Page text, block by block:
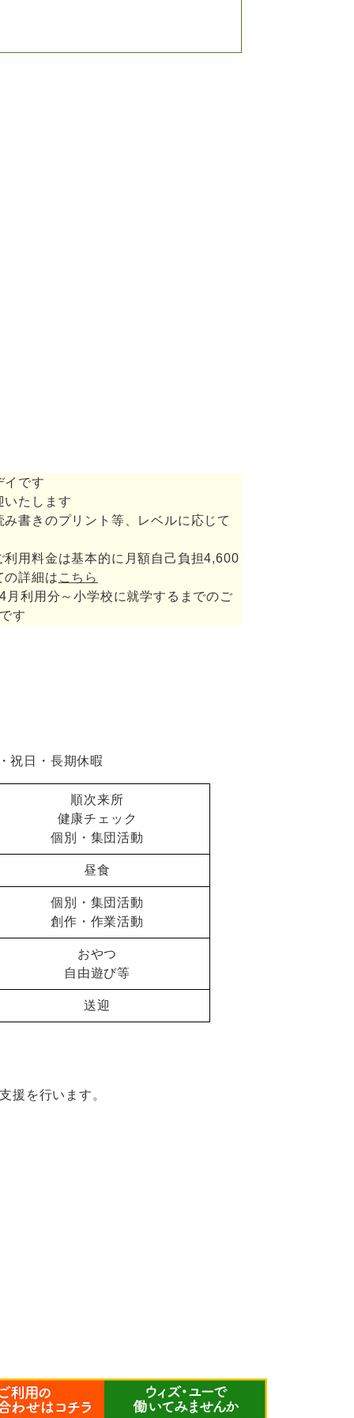
イです
たします
書きのプリント等、レベルに応じて
用料金は基本的に月額自己負担4,600
の詳細は こちら
利用分～小学校に就学するまでのご
す
祝日・長期休暇
順次来所
健康チェック
個別・集団活動
昼食
個別・集団活動
創作・作業活動
おやつ
自由遊び等
送迎
援を行います。